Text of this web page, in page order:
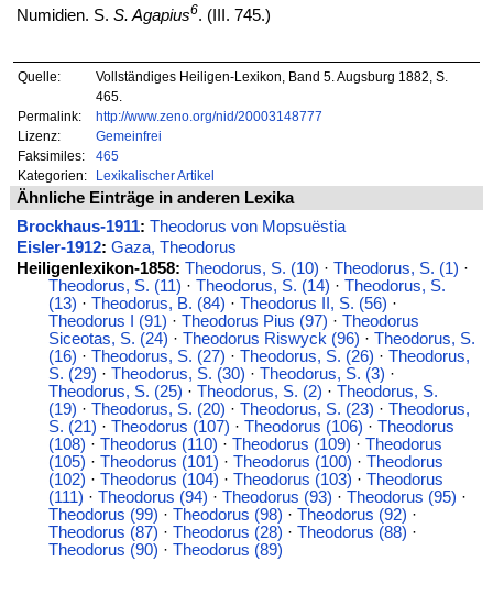
Numidien. S. S. Agapius6. (III. 745.)
Quelle:
Vollständiges Heiligen-Lexikon, Band 5. Augsburg 1882, S.
465.
Permalink:
http://www.zeno.org/nid/20003148777
Lizenz:
Gemeinfrei
Faksimiles:
465
Kategorien:
Lexikalischer Artikel
Ähnliche Einträge in anderen Lexika
Brockhaus-1911: Theodorus von Mopsuëstia
Eisler-1912: Gaza, Theodorus
Heiligenlexikon-1858: Theodorus, S. (10) · Theodorus, S. (1) ·
Theodorus, S. (11) · Theodorus, S. (14) · Theodorus, S.
(13) · Theodorus, B. (84) · Theodorus II, S. (56) ·
Theodorus I (91) · Theodorus Pius (97) · Theodorus
Siceotas, S. (24) · Theodorus Riswyck (96) · Theodorus, S.
(16) · Theodorus, S. (27) · Theodorus, S. (26) · Theodorus,
S. (29) · Theodorus, S. (30) · Theodorus, S. (3) ·
Theodorus, S. (25) · Theodorus, S. (2) · Theodorus, S.
(19) · Theodorus, S. (20) · Theodorus, S. (23) · Theodorus,
S. (21) · Theodorus (107) · Theodorus (106) · Theodorus
(108) · Theodorus (110) · Theodorus (109) · Theodorus
(105) · Theodorus (101) · Theodorus (100) · Theodorus
(102) · Theodorus (104) · Theodorus (103) · Theodorus
(111) · Theodorus (94) · Theodorus (93) · Theodorus (95) ·
Theodorus (99) · Theodorus (98) · Theodorus (92) ·
Theodorus (87) · Theodorus (28) · Theodorus (88) ·
Theodorus (90) · Theodorus (89)